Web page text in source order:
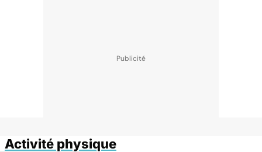
Activité physique